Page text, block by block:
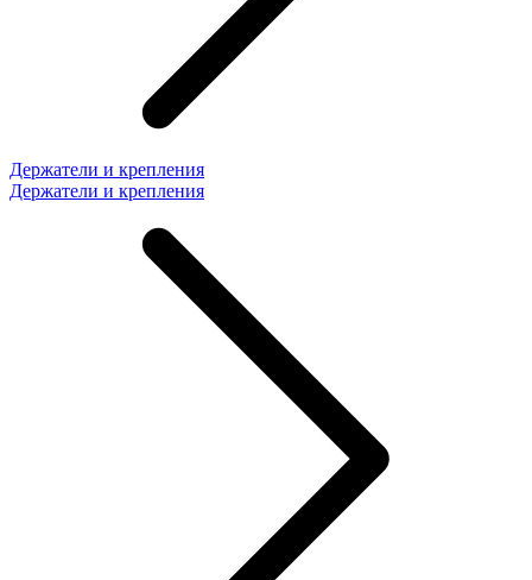
Держатели и крепления
Держатели и крепления